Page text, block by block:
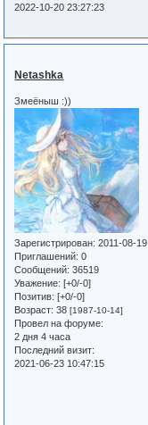
2022-10-20 23:27:23
Netashka
Змеёныш :))
Зарегистрирован: 2011-08-19
Приглашений: 0
Сообщений: 36519
Уважение: [+0/-0]
Позитив: [+0/-0]
Возраст: 38[1987-10-14]
Провел на форуме:
2 дня 4 часа
Последний визит:
2021-06-23 10:47:15